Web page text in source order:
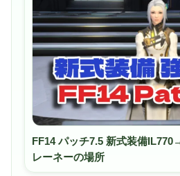
FF14 パッチ7.5 新式装備
レーネーの場所